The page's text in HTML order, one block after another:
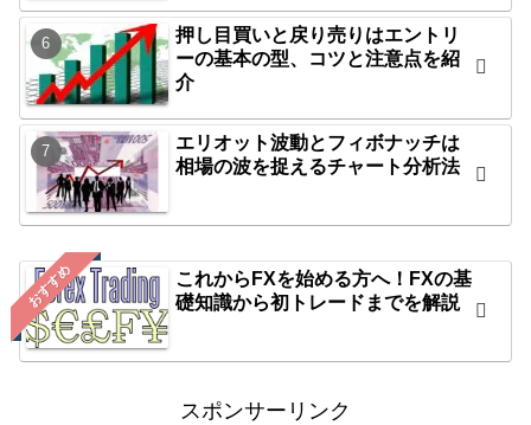
押し目買いと戻り売りはエントリ
ーの基本の型、コツと注意点を紹
介
エリオット波動とフィボナッチは
相場の波を捉えるチャート分析法
おすすめ
これからFXを始める方へ！FXの基
礎知識から初トレードまでを解説
スポンサーリンク